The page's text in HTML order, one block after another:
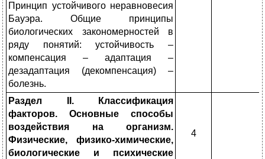
Принцип устойчивого неравновесия
Бауэра. Общие принципы
биологических закономерностей в
ряду понятий: устойчивость –
компенсация – адаптация –
дезадаптация (декомпенсация) –
болезнь.
Раздел
I. Классификация
факторов. Основные способы
воздейс­твия на организм.
Физические, физико-химические,
биологические и психические
4